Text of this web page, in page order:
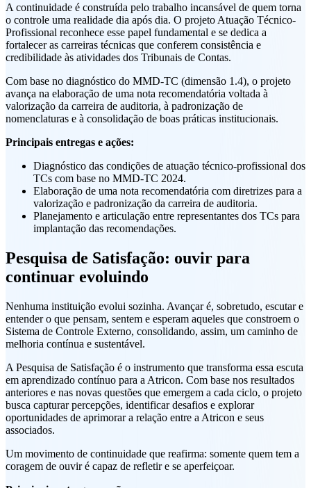
A continuidade é construída pelo trabalho incansável de quem torna
o controle uma realidade dia após dia. O projeto Atuação Técnico-
Profissional reconhece esse papel fundamental e se dedica a
fortalecer as carreiras técnicas que conferem consistência e
credibilidade às atividades dos Tribunais de Contas.
Com base no diagnóstico do MMD-TC (dimensão 1.4), o projeto
avança na elaboração de uma nota recomendatória voltada à
valorização da carreira de auditoria, à padronização de
nomenclaturas e à consolidação de boas práticas institucionais.
Principais entregas e ações:
Diagnóstico das condições de atuação técnico-profissional dos
TCs com base no MMD-TC 2024.
Elaboração de uma nota recomendatória com diretrizes para a
valorização e padronização da carreira de auditoria.
Planejamento e articulação entre representantes dos TCs para
implantação das recomendações.
Pesquisa de Satisfação: ouvir para
continuar evoluindo
Nenhuma instituição evolui sozinha. Avançar é, sobretudo, escutar e
entender o que pensam, sentem e esperam aqueles que constroem o
Sistema de Controle Externo, consolidando, assim, um caminho de
melhoria contínua e sustentável.
A Pesquisa de Satisfação é o instrumento que transforma essa escuta
em aprendizado contínuo para a Atricon. Com base nos resultados
anteriores e nas novas questões que emergem a cada ciclo, o projeto
busca capturar percepções, identificar desafios e explorar
oportunidades de aprimorar a relação entre a Atricon e seus
associados.
Um movimento de continuidade que reafirma: somente quem tem a
coragem de ouvir é capaz de refletir e se aperfeiçoar.